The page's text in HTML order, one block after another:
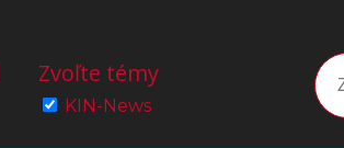
Zvoľte témy
KIN-News